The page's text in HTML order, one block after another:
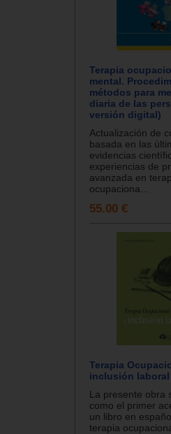
Terapia
mental.
métodos para
diaria de las
versión digital)
Actualización de
basada en las
evidencias
experiencias de
avanzada en
ocupaciona...
55.00 €
Terapia
inclusión laboral
La presente obra
como el primer
un libro en
terapia